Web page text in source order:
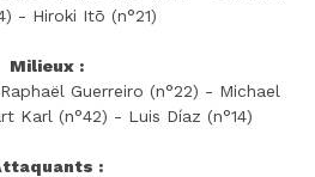
- Hiroki Itō (n°21)
Milieux :
Guerreiro (n°22) - Michael
Karl (n°42) - Luis Díaz (n°14)
: